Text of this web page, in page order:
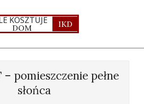
KOSZTUJE
DOM IKD
– pomieszczenie pełne
słońca